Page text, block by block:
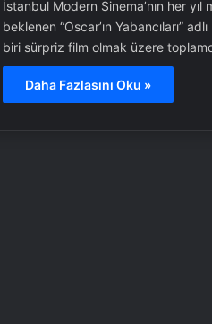
İstanbul Modern Sinema’nın her yıl
beklenen “Oscar’ın Yabancıları”
biri sürpriz film olmak üzere
Daha Fazlasını Oku »